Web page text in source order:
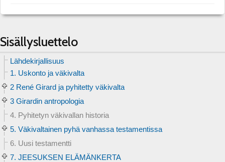
Sisällysluettelo
Lähdekirjallisuus
1. Uskonto ja väkivalta
2 René Girard ja pyhitetty väkivalta
3 Girardin antropologia
4. Pyhitetyn väkivallan historia
5. Väkivaltainen pyhä vanhassa testamentissa
6. Uusi testamentti
7. JEESUKSEN ELÄMÄNKERTA